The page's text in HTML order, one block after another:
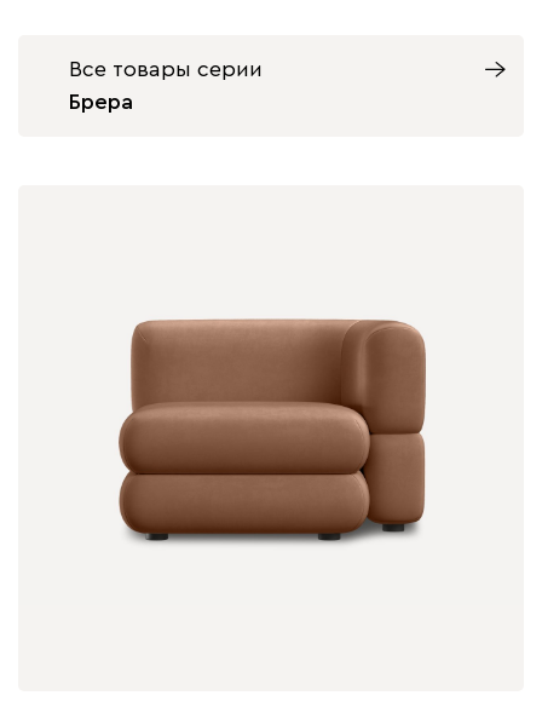
Все товары серии
Брера